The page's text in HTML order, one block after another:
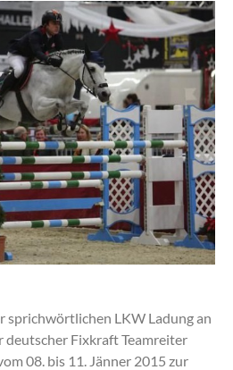
sprichwörtlichen LKW Ladung an
deutscher Fixkraft Teamreiter
08. bis 11. Jänner 2015 zur